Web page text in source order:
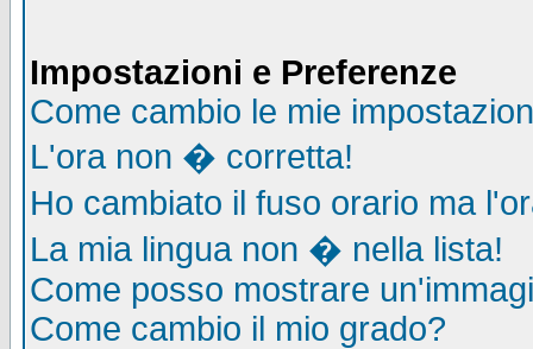
Impostazioni e Preferenze
Come cambio le mie
L'ora non � corretta!
Ho cambiato il fuso orario ma
La mia lingua non � nella lista!
Come posso mostrare
Come cambio il mio grado?